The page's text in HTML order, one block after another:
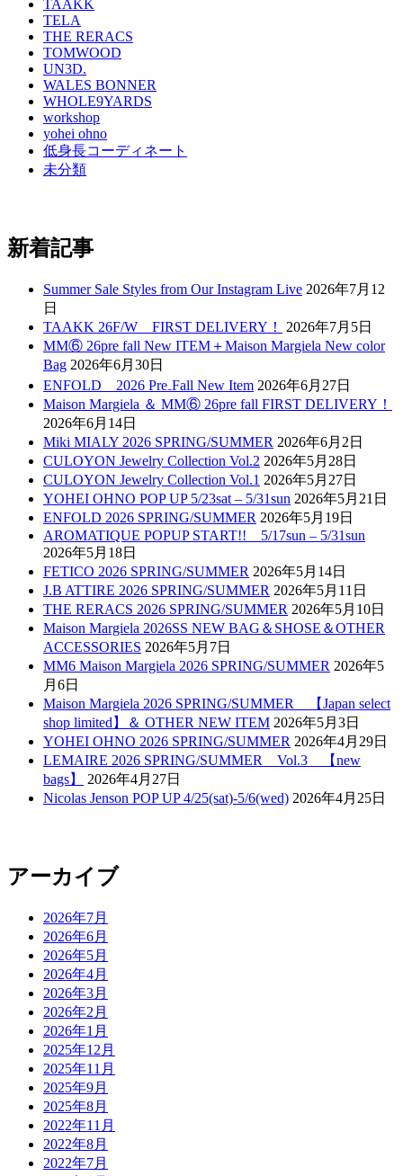
TAAKK
TELA
THE RERACS
TOMWOOD
UN3D.
WALES BONNER
WHOLE9YARDS
workshop
yohei ohno
低身長コーディネート
未分類
新着記事
Summer Sale Styles from Our Instagram Live 2026年7月12
日
TAAKK 26F/W FIRST DELIVERY！
2026年7月5日
MM⑥ 26pre fall New ITEM＋Maison Margiela New color
Bag 2026年6月30日
ENFOLD 2026 Pre₋Fall New Item 2026年6月27日
Maison Margiela ＆ MM⑥ 26pre fall FIRST DELIVERY！
2026年6月14日
Miki MIALY 2026 SPRING/SUMMER 2026年6月2日
CULOYON Jewelry Collection Vol.2 2026年5月28日
CULOYON Jewelry Collection Vol.1 2026年5月27日
YOHEI OHNO POP UP 5/23sat – 5/31sun 2026年5月21日
ENFOLD 2026 SPRING/SUMMER 2026年5月19日
AROMATIQUE POPUP START!! 5/17sun – 5/31sun
2026年5月18日
FETICO 2026 SPRING/SUMMER 2026年5月14日
J.B ATTIRE 2026 SPRING/SUMMER 2026年5月11日
THE RERACS 2026 SPRING/SUMMER 2026年5月10日
Maison Margiela 2026SS NEW BAG＆SHOSE＆OTHER
ACCESSORIES 2026年5月7日
MM6 Maison Margiela 2026 SPRING/SUMMER 2026年5
月6日
Maison Margiela 2026 SPRING/SUMMER 【Japan select
shop limited】＆ OTHER NEW ITEM 2026年5月3日
YOHEI OHNO 2026 SPRING/SUMMER 2026年4月29日
LEMAIRE 2026 SPRING/SUMMER Vol.3 【new
bags】
2026年4月27日
Nicolas Jenson POP UP 4/25(sat)-5/6(wed) 2026年4月25日
アーカイブ
2026年7月
2026年6月
2026年5月
2026年4月
2026年3月
2026年2月
2026年1月
2025年12月
2025年11月
2025年9月
2025年8月
2022年11月
2022年8月
2022年7月